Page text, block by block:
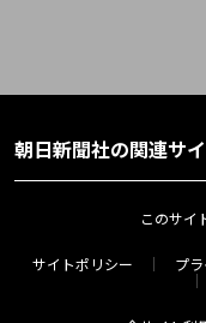
朝日新聞社の関連サ
このサイ
サイトポリシー プ